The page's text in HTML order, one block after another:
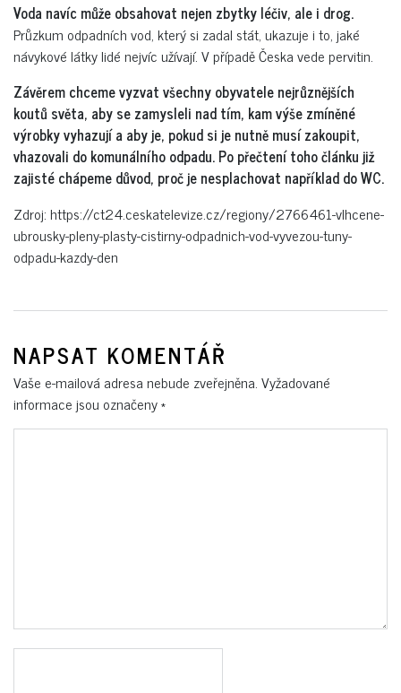
Voda navíc může obsahovat nejen zbytky léčiv, ale i drog.
Průzkum odpadních vod, který si zadal stát, ukazuje i to, jaké
návykové látky lidé nejvíc užívají. V případě Česka vede pervitin.
Závěrem chceme vyzvat všechny obyvatele nejrůznějších
koutů světa, aby se zamysleli nad tím, kam výše zmíněné
výrobky vyhazují a aby je, pokud si je nutně musí zakoupit,
vhazovali do komunálního odpadu. Po přečtení toho článku již
zajisté chápeme důvod, proč je nesplachovat například do WC.
Zdroj: https://ct24.ceskatelevize.cz/regiony/2766461-vlhcene-
ubrousky-pleny-plasty-cistirny-odpadnich-vod-vyvezou-tuny-
odpadu-kazdy-den
NAPSAT KOMENTÁŘ
Vaše e-mailová adresa nebude zveřejněna.Vyžadované
informace jsou označeny*